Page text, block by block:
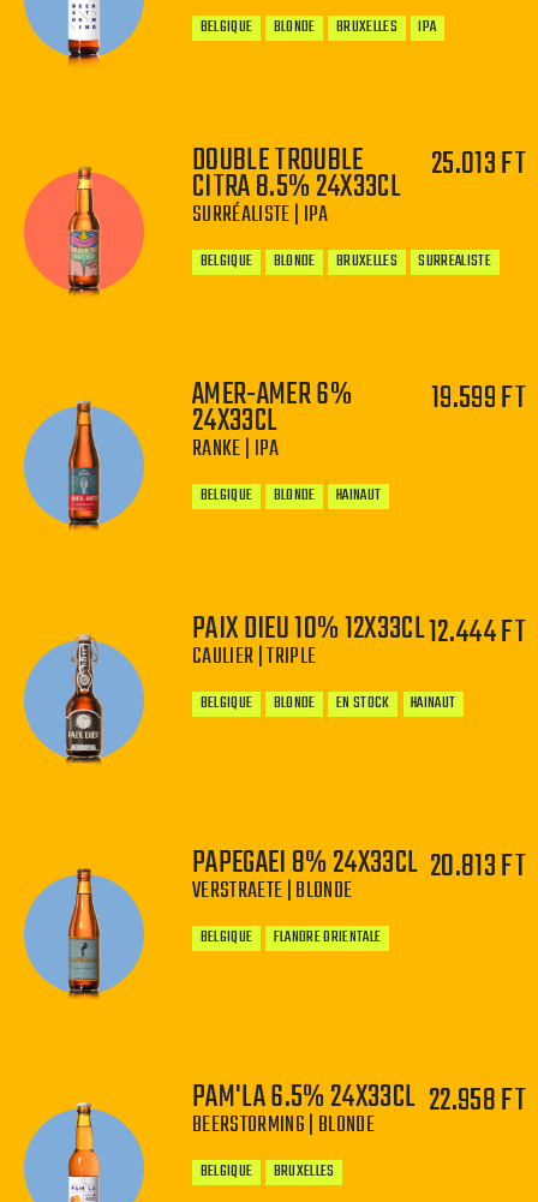
BELGIQUE BLONDE BRUXELLES IPA
+
DOUBLE TROUBLE
CITRA 8.5% 24X33CL
SURRÉALISTE | IPA
25.013 FT
BELGIQUE BLONDE BRUXELLES SURREALISTE
−
AMER-AMER 6%
24X33CL
RANKE | IPA
19.599 FT
BELGIQUE BLONDE HAINAUT
PAIX DIEU 10% 12X33CL
CAULIER | TRIPLE
12.444 FT
BELGIQUE BLONDE EN STOCK HAINAUT
− +
PAPEGAEI 8% 24X33CL
VERSTRAETE | BLONDE
20.813 FT
BELGIQUE FLANDRE ORIENTALE
− +
PAM'LA 6.5% 24X33CL
BEERSTORMING | BLONDE
22.958 FT
BELGIQUE BRUXELLES